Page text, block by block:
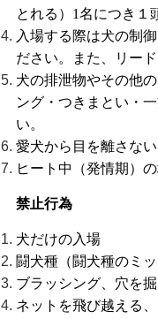
とれる） 1名につき１
入場する際は犬の制
ださい。また、リー
犬の排泄物やその他
ング・つきまとい・
い。
愛犬から目を離さな
ヒート中（発情期）
禁止行為
犬だけの入場
闘犬種（闘犬種のミッ
ブラッシング、穴を
ネットを飛び越える